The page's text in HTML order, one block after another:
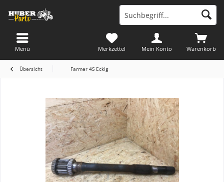
Warenkorb
Merkzettel Mein Konto
Menü
Übersicht Farmer 4S Eckig